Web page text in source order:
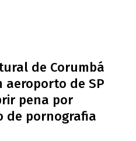
de Corumbá
aeroporto de SP
pena por
de pornografia